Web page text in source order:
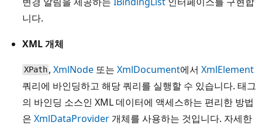
니다.
XML 개체
XPath ,XmlNode 또는XmlDocument에서XmlElement
쿼리에 바인딩하고 해당 쿼리를 실행할 수 있습니다. 태그
의 바인딩 소스인 XML 데이터에 액세스하는 편리한 방법
은 XmlDataProvider 개체를 사용하는 것입니다. 자세한